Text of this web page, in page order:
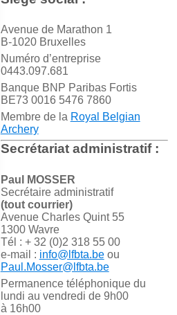
Avenue de Marathon 1
B-1020 Bruxelles
Numéro d’entreprise
0443.097.681
Banque BNP Paribas Fortis
BE73 0016 5476 7860
Membre de la Royal Belgian
Archery
Secrétariat administratif :
Paul MOSSER
Secrétaire administratif
(tout courrier)
Avenue Charles Quint 55
1300 Wavre
Tél : + 32 (0)2 318 55 00
e-mail : info@lfbta.beou
Paul.Mosser@lfbta.be
Permanence téléphonique du
lundi au vendredi de 9h00
à 16h00